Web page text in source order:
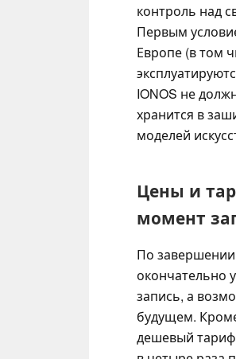
контроль над
Первым
Европе (в том
IONOS не
хранится в
моделей
Цены и
момент
По
окончательно
запись, а
будущем.
дешевый тариф